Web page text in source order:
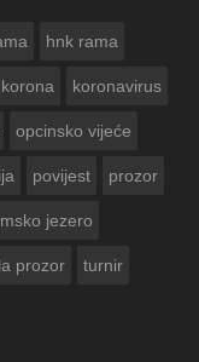
hnk rama
korona koronavirus
opcinsko vijeće
povijest prozor
jezero
prozor turnir